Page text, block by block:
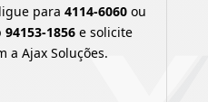
para 4114-6060ou
94153-1856 e solicite
a Ajax Soluções.